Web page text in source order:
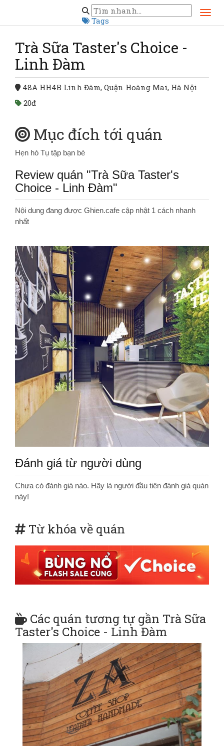
Tags
Hà Nội
Trà Sữa Taster's Choice - Linh Đàm
Trà Sữa Taster's Choice -
Linh Đàm
48A HH4B Linh Đàm, Quận Hoàng Mai, Hà Nội
20đ
Mục đích tới quán
Hẹn hò Tụ tập bạn bè
Review quán "Trà Sữa Taster's
Choice - Linh Đàm"
Nội dung đang được Ghien.cafe cập nhật 1 cách nhanh
nhất
Đánh giá từ người dùng
Chưa có đánh giá nào. Hãy là người đầu tiên đánh giá quán
này!
Từ khóa về quán
Các quán tương tự gần Trà Sữa
Taster's Choice - Linh Đàm